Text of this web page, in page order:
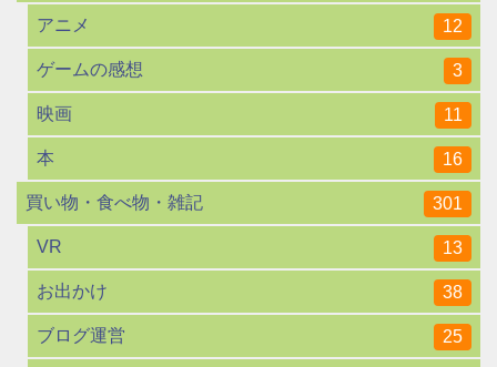
アニメ 12
ゲームの感想 3
映画 11
本 16
買い物・食べ物・雑記 301
VR 13
お出かけ 38
ブログ運営 25